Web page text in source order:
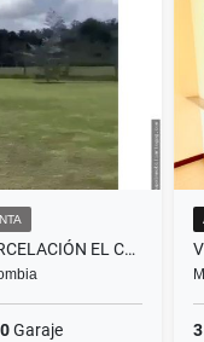
VENDO LOTE EN PARCELACIÓN EL CAMPANARIO- LA CEJA
0Garaje
3